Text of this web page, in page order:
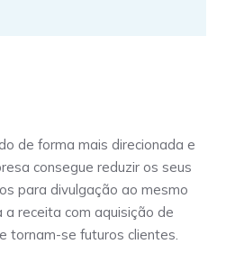
de forma mais direcionada e
consegue reduzir os seus
para divulgação ao mesmo
receita com aquisição de
tornam-se futuros clientes.